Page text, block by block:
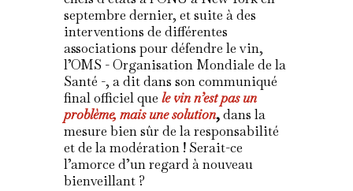
septembre dernier, et suite à des
interventions de différentes
associations pour défendre le vin,
l’OMS - Organisation Mondiale de la
Santé -, a dit dans son communiqué
final officiel que le vin n’est pas un
problème, mais une solution,dans la
mesure bien sûr de la responsabilité
et de la modération ! Serait-ce
l’amorce d’un regard à nouveau
bienveillant ?